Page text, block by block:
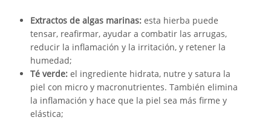
Extractos de algas marinas: esta hierba puede
tensar, reafirmar, ayudar a combatir las arrugas,
reducir la inflamación y la irritación, y retener la
humedad;
Té verde: el ingrediente hidrata, nutre y satura la
piel con micro y macronutrientes. También elimina
la inflamación y hace que la piel sea más firme y
elástica;